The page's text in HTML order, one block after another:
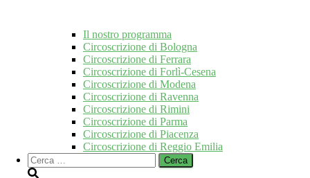
Il nostro programma
Circoscrizione di Bologna
Circoscrizione di Ferrara
Circoscrizione di Forlì-Cesena
Circoscrizione di Modena
Circoscrizione di Ravenna
Circoscrizione di Rimini
Circoscrizione di Parma
Circoscrizione di Piacenza
Circoscrizione di Reggio Emilia
Ricerca
per: